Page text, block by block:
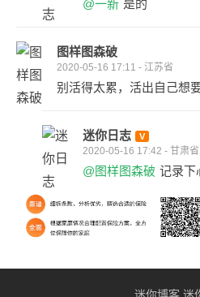
@一新 是的
图样图森破
2020-05-16 17:11 - 江苏省
别活得太累，活出自己想
迷你日志
2020-05-16 17:42 - 甘肃
@图样图森破 记录下